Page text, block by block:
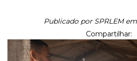
Publicado por SPRLEM
Compartilhar: